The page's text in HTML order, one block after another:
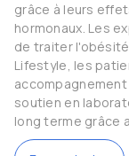
grâce à leurs
hormonaux. Les
de traiter
Lifestyle, les
soutien en
long terme grâce